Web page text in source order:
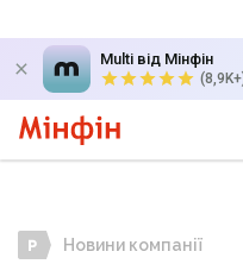
Multi від Мінфін
Новини компанії